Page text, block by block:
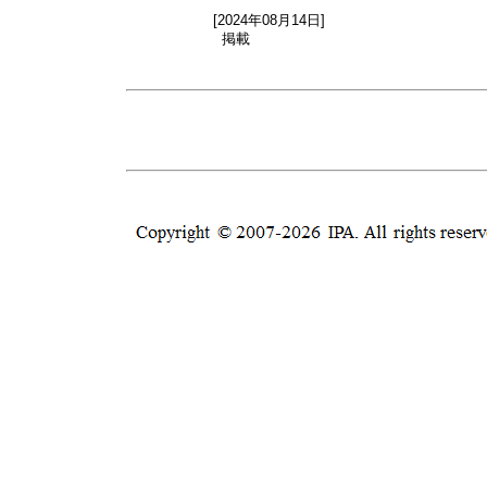
[2024年08月14日]
掲載